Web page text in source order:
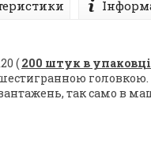
(200 штук в упаковці
так само в